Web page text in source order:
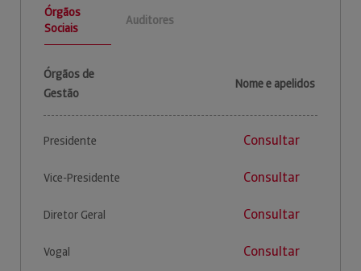
Órgãos
Sociais
Auditores
Órgãos de
Gestão
Nome e apelidos
Presidente Consultar
Vice-Presidente Consultar
Diretor Geral Consultar
Vogal Consultar